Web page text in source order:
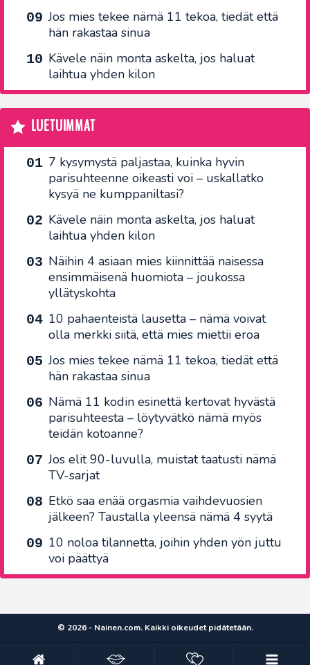
Jos mies tekee nämä 11 tekoa, tiedät että
hän rakastaa sinua
Kävele näin monta askelta, jos haluat
laihtua yhden kilon
LUETUIMMAT
7 kysymystä paljastaa, kuinka hyvin
parisuhteenne oikeasti voi – uskallatko
kysyä ne kumppaniltasi?
Kävele näin monta askelta, jos haluat
laihtua yhden kilon
Näihin 4 asiaan mies kiinnittää naisessa
ensimmäisenä huomiota – joukossa
yllätyskohta
10 pahaenteistä lausetta – nämä voivat
olla merkki siitä, että mies miettii eroa
Jos mies tekee nämä 11 tekoa, tiedät että
hän rakastaa sinua
Nämä 11 kodin esinettä kertovat hyvästä
parisuhteesta – löytyvätkö nämä myös
teidän kotoanne?
Jos elit 90-luvulla, muistat taatusti nämä
TV-sarjat
Etkö saa enää orgasmia vaihdevuosien
jälkeen? Taustalla yleensä nämä 4 syytä
10 noloa tilannetta, joihin yhden yön juttu
voi päättyä
© 2026 - Nainen.com. Kaikki oikeudet pidätetään.